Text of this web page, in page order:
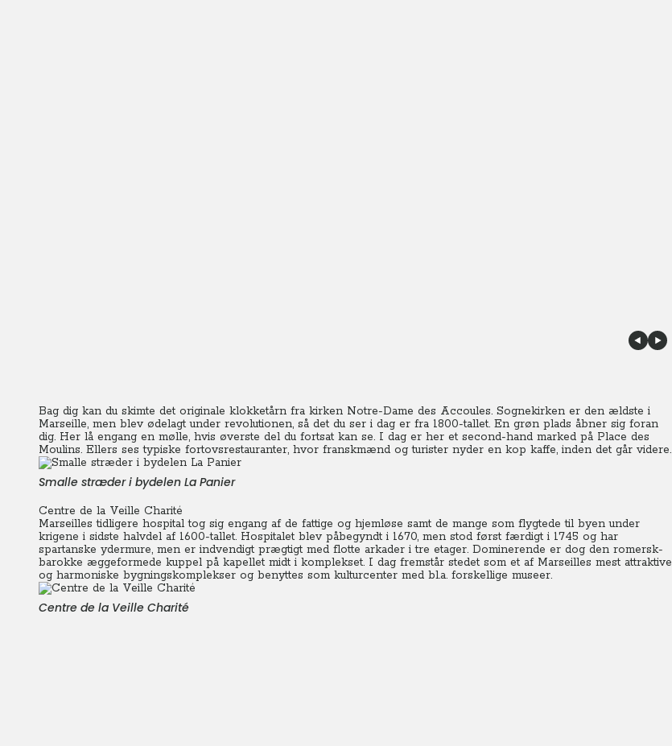
Bag dig kan du skimte det originale klokketårn fra kirken Notre-Dame des Accoules. Sognekirken er den ældste i
Marseille, men blev ødelagt under revolutionen, så det du ser i dag er fra 1800-tallet. En grøn plads åbner sig foran
dig. Her lå engang en mølle, hvis øverste del du fortsat kan se. I dag er her et second-hand marked på Place des
Moulins. Ellers ses typiske fortovsrestauranter, hvor franskmænd og turister nyder en kop kaffe, inden det går videre.
Smalle stræder i bydelen La Panier
Centre de la Veille Charité
Marseilles tidligere hospital tog sig engang af de fattige og hjemløse samt de mange som flygtede til byen under
krigene i sidste halvdel af 1600-tallet. Hospitalet blev påbegyndt i 1670, men stod først færdigt i 1745 og har
spartanske ydermure, men er indvendigt prægtigt med flotte arkader i tre etager. Dominerende er dog den romersk-
barokke æggeformede kuppel på kapellet midt i komplekset. I dag fremstår stedet som et af Marseilles mest attraktive
og harmoniske bygningskomplekser og benyttes som kulturcenter med bl.a. forskellige museer.
Centre de la Veille Charité